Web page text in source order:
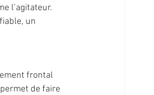
l’agitateur.
un
frontal
de faire